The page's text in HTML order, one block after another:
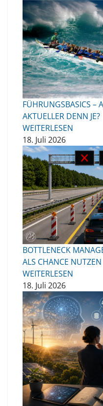
FÜHRUNGSBASICS –
AKTUELLER DENN JE?
WEITERLESEN
18. Juli 2026
BOTTLENECK
ALS CHANCE NUTZEN
WEITERLESEN
18. Juli 2026